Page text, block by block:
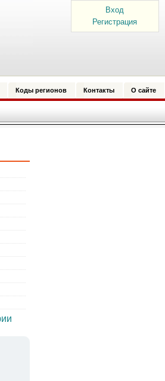
Вход
Регистрация
Коды регионов Контакты О сайте